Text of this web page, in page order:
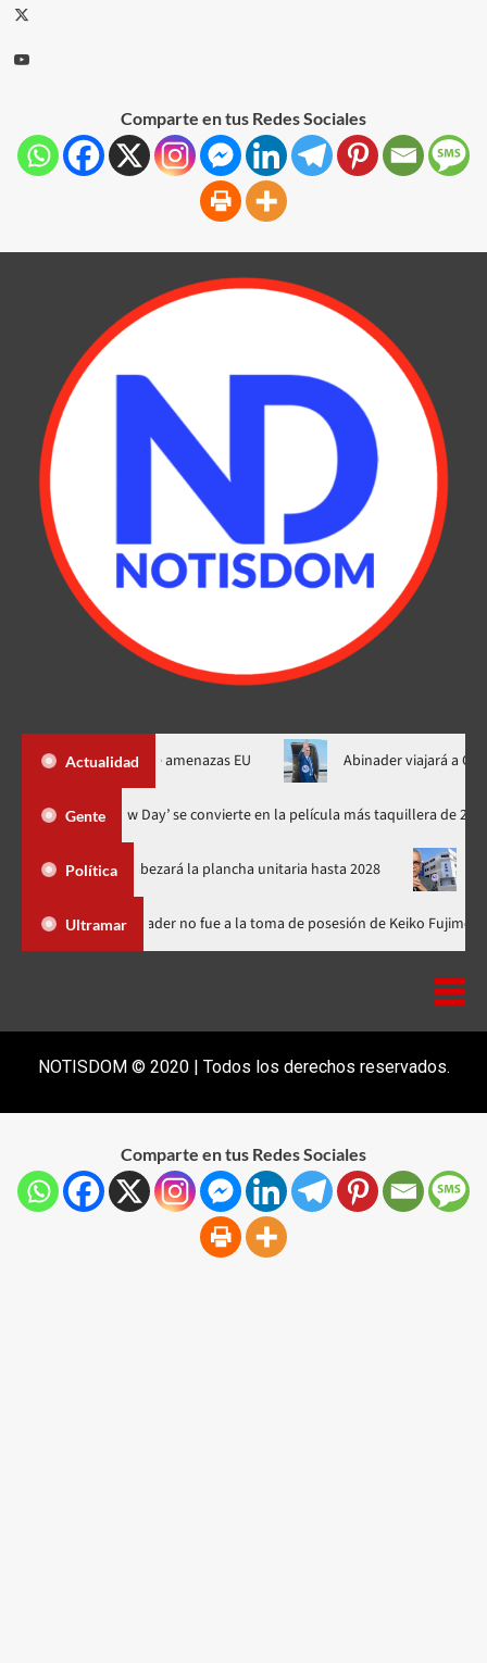
Comparte en tus Redes Sociales
Actualidad
al fin de amenazas EU Abinader viajará a Colombia a
Gente
‘Spider-Man: Brand New Day’ se convierte en la película más
Política
y encabezará la plancha unitaria hasta 2028 Carlos
Ultramar Luis Abinader no fue a la toma de posesión de
NOTISDOM © 2020 | Todos los derechos reservados.
Comparte en tus Redes Sociales